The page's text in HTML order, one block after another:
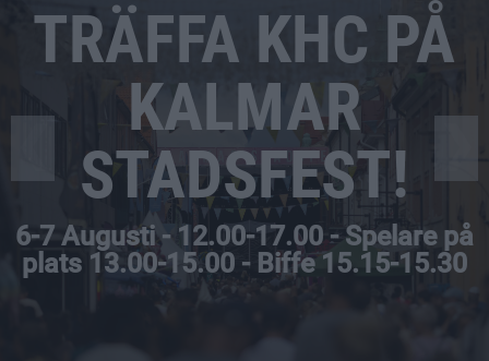
TRÄFFA KHC PÅ
KALMAR
STADSFEST!
6-7 Augusti - 12.00-17.00 - Spelare på
plats 13.00-15.00 - Biffe 15.15-15.30